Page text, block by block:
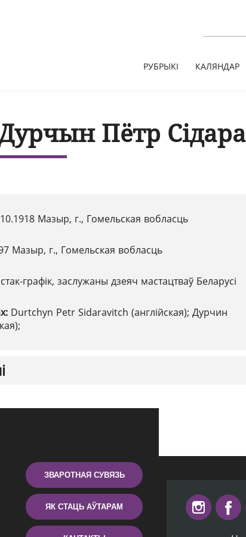
РУБРЫКІ КАЛЯНДАР
Пётр
Мазыр, г., Гомельская вобласць
Мазыр, г., Гомельская вобласць
графік, заслужаны дзеяч мастацтваў Беларусі
Durtchyn Petr Sidaravitch (англійская); Дурчин
ЗВАРОТНАЯ СУВЯЗЬ
ЯК СТАЦЬ АЎТАРАМ